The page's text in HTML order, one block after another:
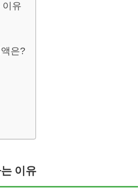
이유
은?
이유